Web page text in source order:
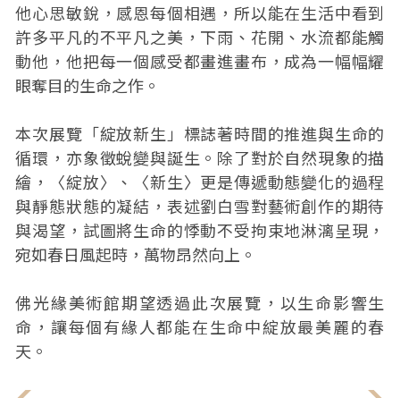
他心思敏銳，感恩每個相遇，所以能在生活中看到
許多平凡的不平凡之美，下雨、花開、水流都能觸
動他，他把每一個感受都畫進畫布，成為一幅幅耀
眼奪目的生命之作。
本次展覽「綻放新生」標誌著時間的推進與生命的
循環，亦象徵蛻變與誕生。除了對於自然現象的描
繪，〈綻放〉、〈新生〉更是傳遞動態變化的過程
與靜態狀態的凝結，表述劉白雪對藝術創作的期待
與渴望，試圖將生命的悸動不受拘束地淋漓呈現，
宛如春日風起時，萬物昂然向上。
佛光緣美術館期望透過此次展覽，以生命影響生
命，讓每個有緣人都能在生命中綻放最美麗的春
天。